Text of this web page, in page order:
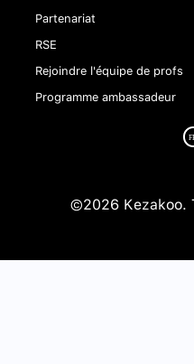
Partenariat
RSE
Rejoindre l'équipe de profs
Programme ambassadeur
©2026 Kezakoo.